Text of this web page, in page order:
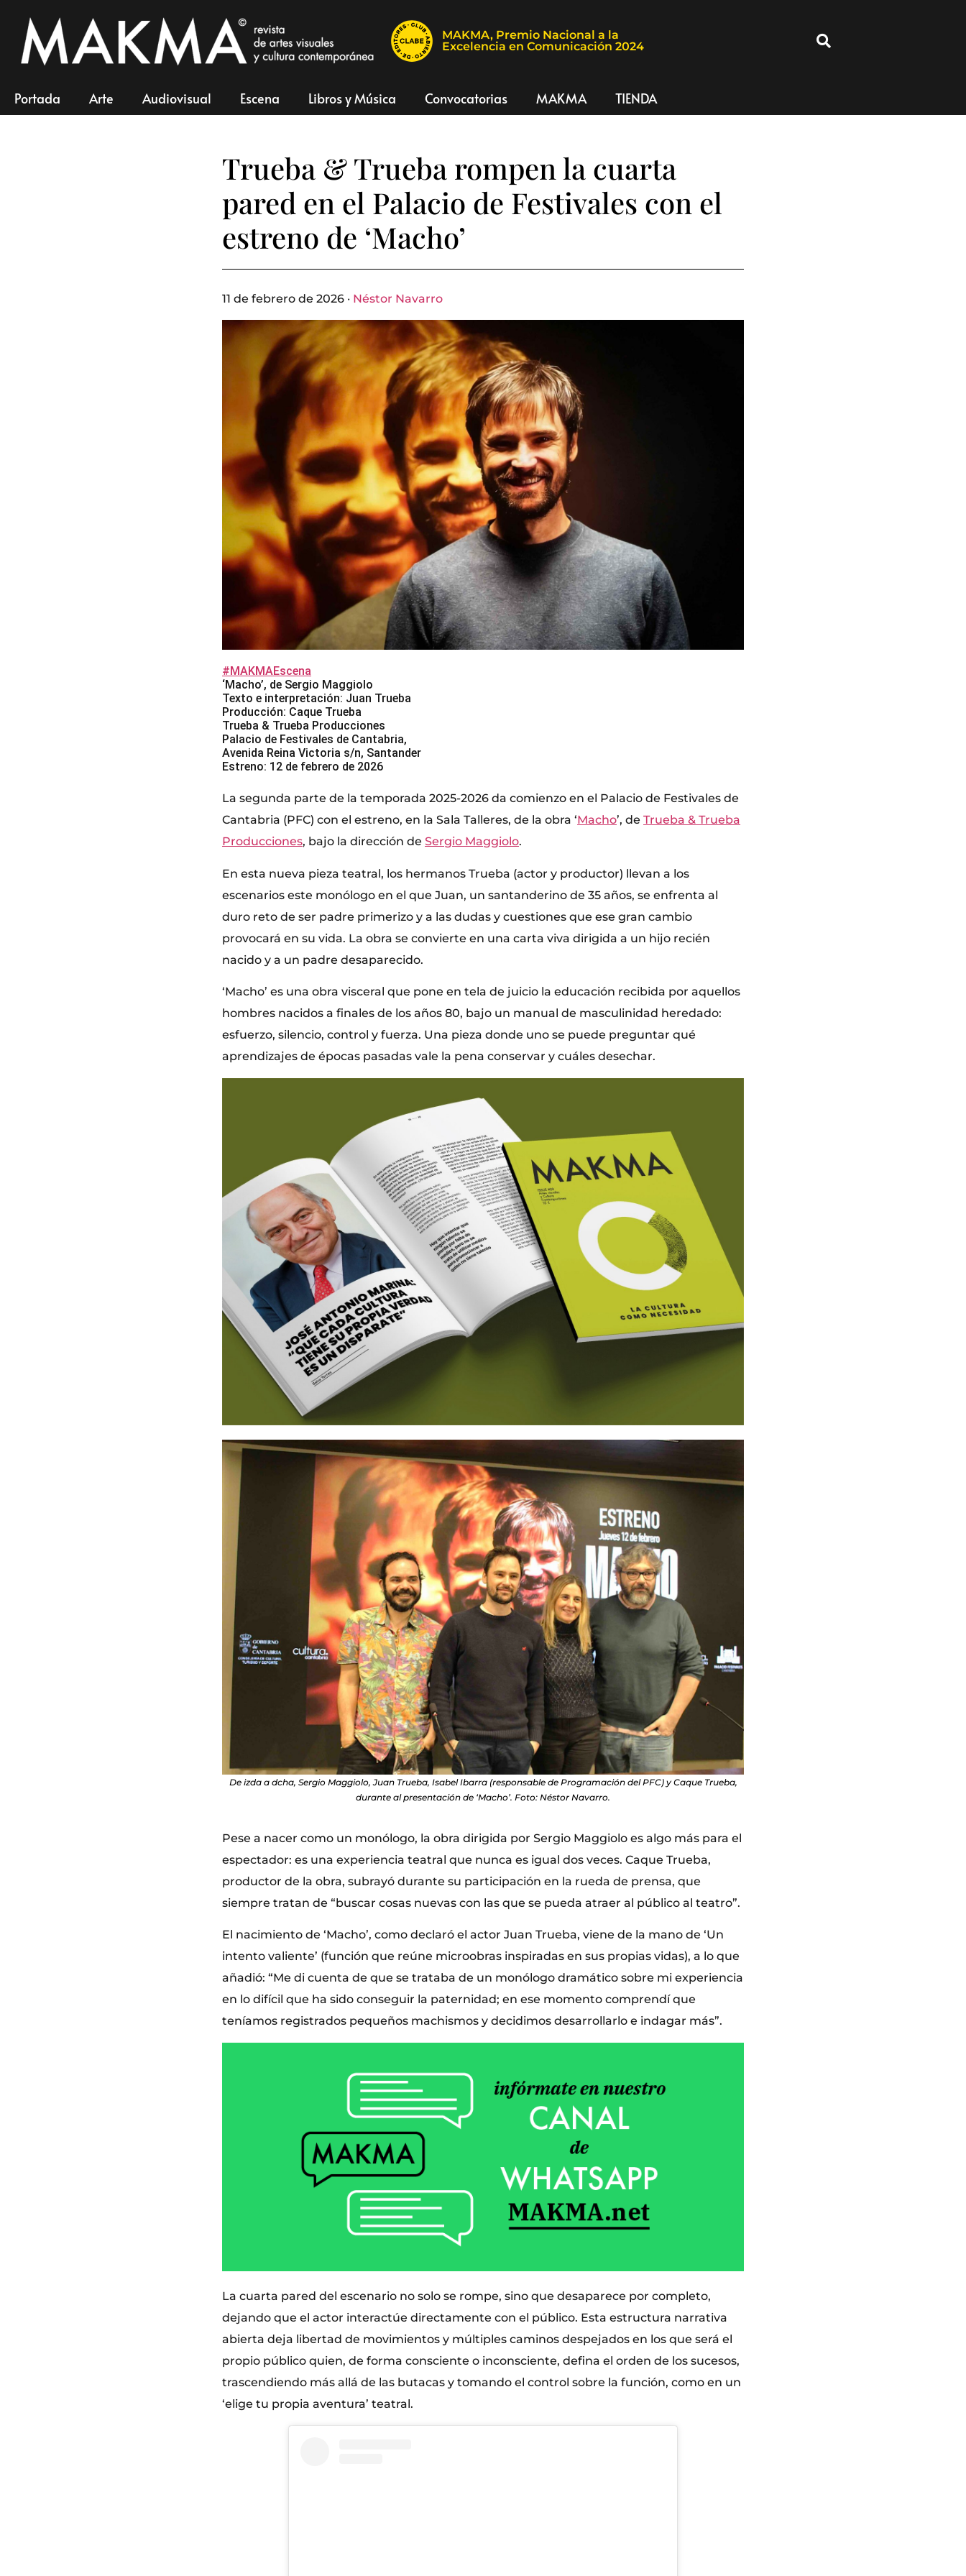
MAKMA, Premio Nacional a la
Excelencia en Comunicación 2024
Portada Arte Audiovisual Escena Libros y Música Convocatorias MAKMA TIENDA
Trueba & Trueba rompen la cuarta
pared en el Palacio de Festivales con el
estreno de ‘Macho’
11 de febrero de 2026 · Néstor Navarro
#MAKMAEscena
‘Macho’, de Sergio Maggiolo
Texto e interpretación: Juan Trueba
Producción: Caque Trueba
Trueba & Trueba Producciones
Palacio de Festivales de Cantabria,
Avenida Reina Victoria s/n, Santander
Estreno: 12 de febrero de 2026
La segunda parte de la temporada 2025-2026 da comienzo en el Palacio de Festivales de
Cantabria (PFC) con el estreno, en la Sala Talleres, de la obra ‘Macho’, de Trueba & Trueba
Producciones, bajo la dirección de Sergio Maggiolo.
En esta nueva pieza teatral, los hermanos Trueba (actor y productor) llevan a los
escenarios este monólogo en el que Juan, un santanderino de 35 años, se enfrenta al
duro reto de ser padre primerizo y a las dudas y cuestiones que ese gran cambio
provocará en su vida. La obra se convierte en una carta viva dirigida a un hijo recién
nacido y a un padre desaparecido.
‘Macho’ es una obra visceral que pone en tela de juicio la educación recibida por aquellos
hombres nacidos a finales de los años 80, bajo un manual de masculinidad heredado:
esfuerzo, silencio, control y fuerza. Una pieza donde uno se puede preguntar qué
aprendizajes de épocas pasadas vale la pena conservar y cuáles desechar.
De izda a dcha, Sergio Maggiolo, Juan Trueba, Isabel Ibarra (responsable de Programación del PFC) y Caque Trueba,
durante al presentación de ‘Macho’. Foto: Néstor Navarro.
Pese a nacer como un monólogo, la obra dirigida por Sergio Maggiolo es algo más para el
espectador: es una experiencia teatral que nunca es igual dos veces. Caque Trueba,
productor de la obra, subrayó durante su participación en la rueda de prensa, que
siempre tratan de “buscar cosas nuevas con las que se pueda atraer al público al teatro”.
El nacimiento de ‘Macho’, como declaró el actor Juan Trueba, viene de la mano de ‘Un
intento valiente’ (función que reúne microobras inspiradas en sus propias vidas), a lo que
añadió: “Me di cuenta de que se trataba de un monólogo dramático sobre mi experiencia
en lo difícil que ha sido conseguir la paternidad; en ese momento comprendí que
teníamos registrados pequeños machismos y decidimos desarrollarlo e indagar más”.
La cuarta pared del escenario no solo se rompe, sino que desaparece por completo,
dejando que el actor interactúe directamente con el público. Esta estructura narrativa
abierta deja libertad de movimientos y múltiples caminos despejados en los que será el
propio público quien, de forma consciente o inconsciente, defina el orden de los sucesos,
trascendiendo más allá de las butacas y tomando el control sobre la función, como en un
‘elige tu propia aventura’ teatral.